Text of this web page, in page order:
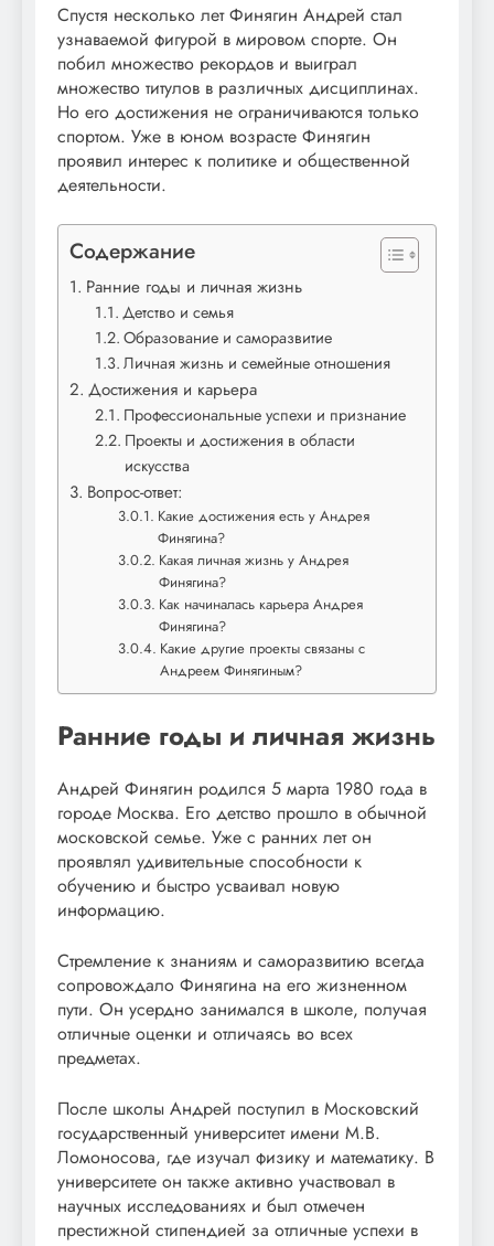
Спустя несколько лет Финягин Андрей стал
узнаваемой фигурой в мировом спорте. Он
побил множество рекордов и выиграл
множество титулов в различных дисциплинах.
Но его достижения не ограничиваются только
спортом. Уже в юном возрасте Финягин
проявил интерес к политике и общественной
деятельности.
Содержание
Ранние годы и личная жизнь
Детство и семья
Образование и саморазвитие
Личная жизнь и семейные отношения
Достижения и карьера
Профессиональные успехи и признание
Проекты и достижения в области
искусства
Вопрос-ответ:
Какие достижения есть у Андрея
Финягина?
Какая личная жизнь у Андрея
Финягина?
Как начиналась карьера Андрея
Финягина?
Какие другие проекты связаны с
Андреем Финягиным?
Ранние годы и личная жизнь
Андрей Финягин родился 5 марта 1980 года в
городе Москва. Его детство прошло в обычной
московской семье. Уже с ранних лет он
проявлял удивительные способности к
обучению и быстро усваивал новую
информацию.
Стремление к знаниям и саморазвитию всегда
сопровождало Финягина на его жизненном
пути. Он усердно занимался в школе, получая
отличные оценки и отличаясь во всех
предметах.
После школы Андрей поступил в Московский
государственный университет имени М.В.
Ломоносова, где изучал физику и математику. В
университете он также активно участвовал в
научных исследованиях и был отмечен
престижной стипендией за отличные успехи в